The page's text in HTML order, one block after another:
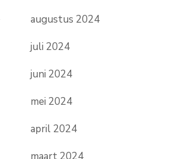
augustus 2024
juli 2024
juni 2024
mei 2024
april 2024